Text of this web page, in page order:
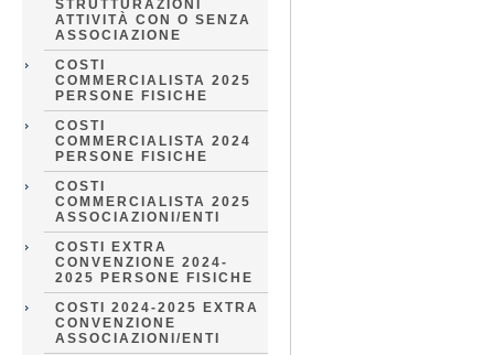
STRUTTURAZIONI
ATTIVITÀ CON O SENZA
ASSOCIAZIONE
COSTI
COMMERCIALISTA 2025
PERSONE FISICHE
COSTI
COMMERCIALISTA 2024
PERSONE FISICHE
COSTI
COMMERCIALISTA 2025
ASSOCIAZIONI/ENTI
COSTI EXTRA
CONVENZIONE 2024-
2025 PERSONE FISICHE
COSTI 2024-2025 EXTRA
CONVENZIONE
ASSOCIAZIONI/ENTI